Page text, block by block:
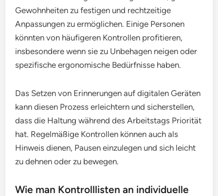
Gewohnheiten zu festigen und rechtzeitige
Anpassungen zu ermöglichen. Einige Personen
könnten von häufigeren Kontrollen profitieren,
insbesondere wenn sie zu Unbehagen neigen oder
spezifische ergonomische Bedürfnisse haben.
Das Setzen von Erinnerungen auf digitalen Geräten
kann diesen Prozess erleichtern und sicherstellen,
dass die Haltung während des Arbeitstags Priorität
hat. Regelmäßige Kontrollen können auch als
Hinweis dienen, Pausen einzulegen und sich leicht
zu dehnen oder zu bewegen.
Wie man Kontrolllisten an individuelle